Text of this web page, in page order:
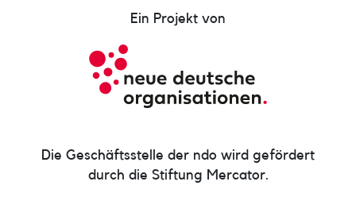
Ein Projekt von
Die Geschäftsstelle der ndo wird gefördert
durch die Stiftung Mercator.